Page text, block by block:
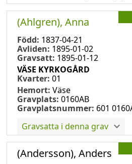
(Ahlgren), Anna
Född: 1837-04-21
Avliden: 1895-01-02
Gravsatt: 1895-01-12
VÄSE KYRKOGÅRD
Kvarter: 01
Hemort: Väse
Gravplats: 0160AB
Gravplatsnummer: 601
Gravsatta i denna grav
(Andersson), Anders